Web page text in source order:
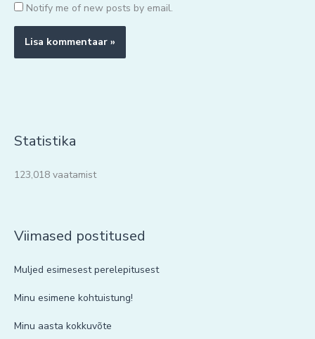
Notify me of new posts by email.
Statistika
123,018 vaatamist
Viimased postitused
Muljed esimesest perelepitusest
Minu esimene kohtuistung!
Minu aasta kokkuvõte